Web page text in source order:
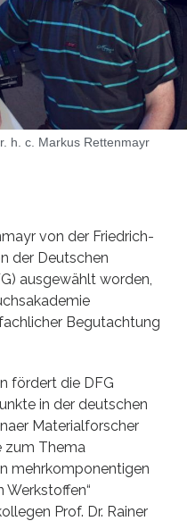
h. c. Markus Rettenmayr
von der Friedrich-
der Deutschen
ausgewählt worden,
Begutachtung
fördert die DFG
in der deutschen
Materialforscher
zum Thema
mehrkomponentigen
Werkstoffen“
Prof. Dr. Rainer